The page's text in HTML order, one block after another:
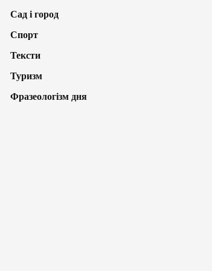
Сад і город
Спорт
Тексти
Туризм
Фразеологізм дня